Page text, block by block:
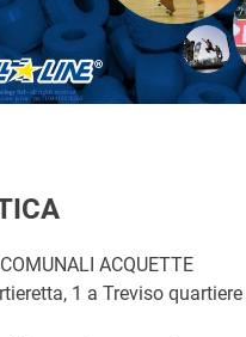
ACQUETTE
1 a Treviso